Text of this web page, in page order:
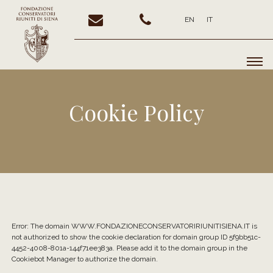
EN IT
Cookie Policy
Error: The domain WWW.FONDAZIONECONSERVATORIRIUNITISIENA.IT is
not authorized to show the cookie declaration for domain group ID 5f9bb51c-
4452-4008-801a-144f71ee383a. Please add it to the domain group in the
Cookiebot Manager to authorize the domain.